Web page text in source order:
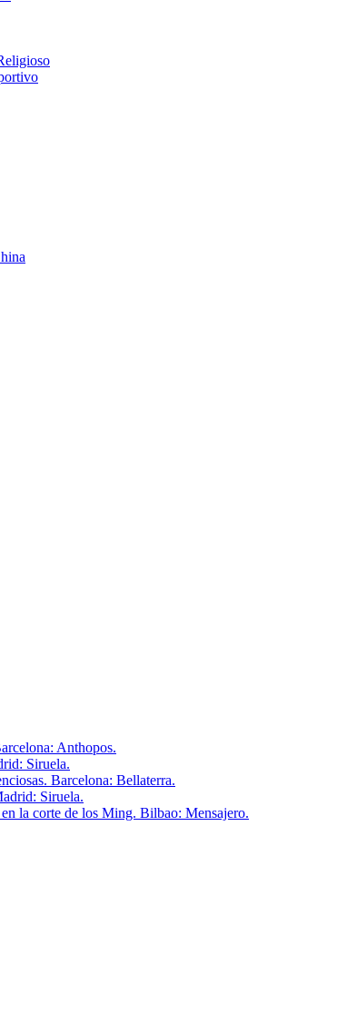
Anthopos.
Siruela.
Barcelona: Bellaterra.
Siruela.
la corte de los Ming. Bilbao: Mensajero.